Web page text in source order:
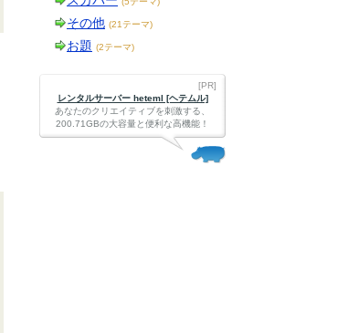
その他 (21テーマ)
お題 (2テーマ)
[PR]
レンタルサーバー heteml [ヘテムル]
あなたのクリエイティブを刺激する、
200.71GBの大容量と便利な高機能！